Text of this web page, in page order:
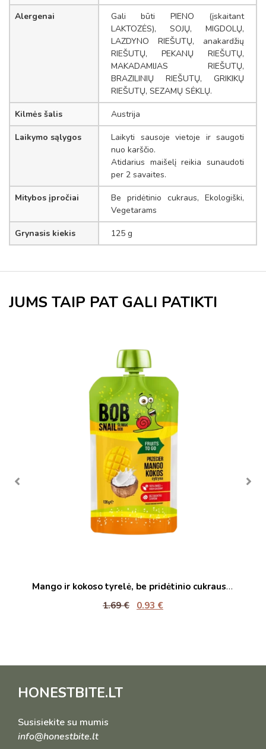
Alergenai
Gali būti PIENO (įskaitant
LAKTOZĖS), SOJŲ, MIGDOLŲ,
LAZDYNO RIEŠUTŲ, anakardžių
RIEŠUTŲ, PEKANŲ RIEŠUTŲ,
MAKADAMIJAS RIEŠUTŲ,
BRAZILINIŲ RIEŠUTŲ, GRIKIKŲ
RIEŠUTŲ, SEZAMŲ SĖKLŲ.
Kilmės šalis Austrija
Laikymo sąlygos
Laikyti sausoje vietoje ir saugoti
nuo karščio.
Atidarius maišelį reikia sunaudoti
per 2 savaites.
Mitybos įpročiai
Be pridėtinio cukraus, Ekologiški,
Vegetarams
Grynasis kiekis 125 g
JUMS TAIP PAT GALI PATIKTI
M
ango ir kokoso tyrelė, be pridėtinio cukraus | Bob Snail (120 g)
HONESTBITE.LT
Susisiekite su mumis
info@honestbite.lt